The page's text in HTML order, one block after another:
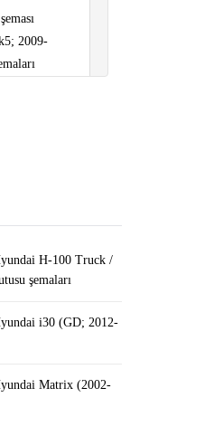
2009-
H-100 Truck /
şemaları
i30 (GD; 2012-
Matrix (2002-